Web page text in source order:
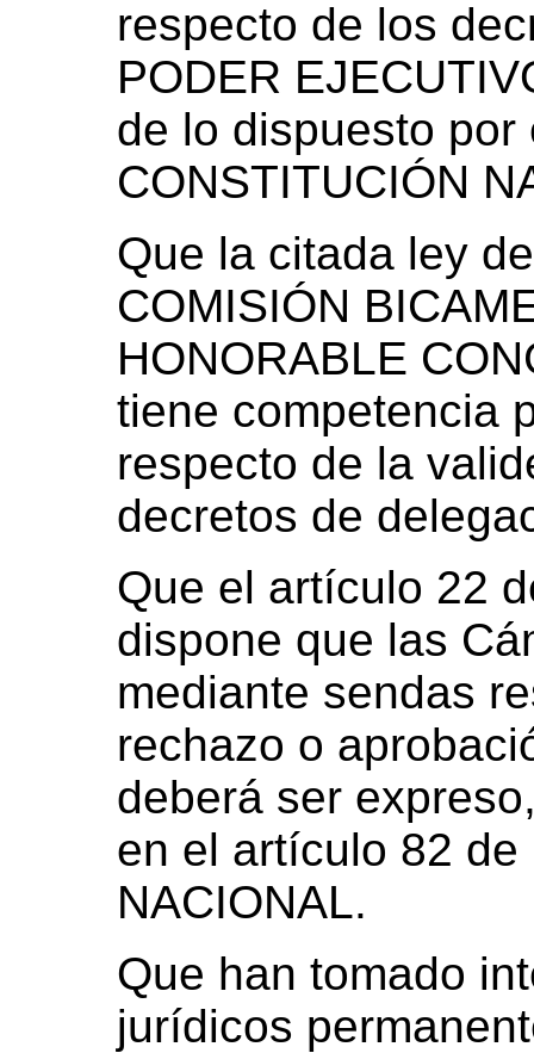
respecto de los
PODER
de lo dispuesto
CONSTITUCIÓN
Que la citada ley
COMISIÓN
HONORABLE
tiene competencia
respecto de la
decretos de
Que el artículo 22
dispone que las
mediante sendas
rechazo o
deberá ser
en el artículo 82 de
NACIONAL.
Que han tomado
jurídicos